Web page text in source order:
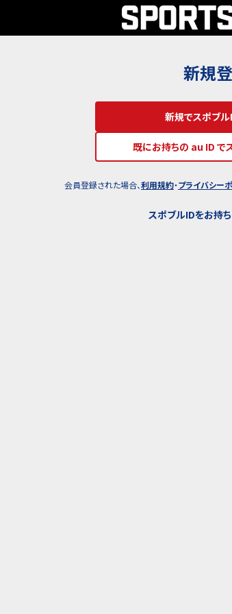
新規
新規でスポブ
既にお持ちの au ID で
会員登録された場合、利用規約・プライバシー
スポブルIDをお持